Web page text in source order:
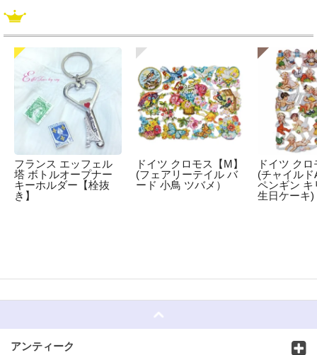
フランス エッフェル
塔 ボトルオープナー
キーホルダー【栓抜
き】
ドイツ クロモス【M】
(フェアリーテイル バ
ード 小鳥 ツバメ）
ドイツ ク
(チャイルド
ペンギン キ
生日ケーキ)
アンティーク